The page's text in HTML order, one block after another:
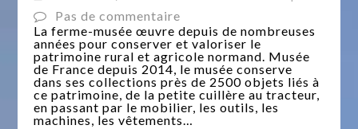
Pas de commentaire
La ferme-musée œuvre depuis de nombreuses
années pour conserver et valoriser le
patrimoine rural et agricole normand. Musée
de France depuis 2014, le musée conserve
dans ses collections près de 2500 objets liés à
ce patrimoine, de la petite cuillère au tracteur,
en passant par le mobilier, les outils, les
machines, les vêtements…